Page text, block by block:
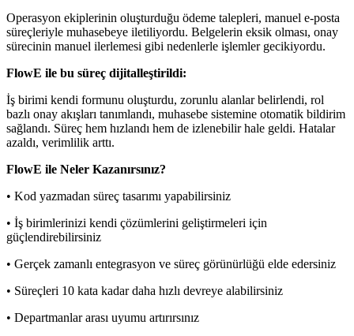
Operasyon ekiplerinin oluşturduğu ödeme talepleri, manuel e-posta
süreçleriyle muhasebeye iletiliyordu. Belgelerin eksik olması, onay
sürecinin manuel ilerlemesi gibi nedenlerle işlemler gecikiyordu.
FlowE ile bu süreç dijitalleştirildi:
İş birimi kendi formunu oluşturdu, zorunlu alanlar belirlendi, rol
bazlı onay akışları tanımlandı, muhasebe sistemine otomatik bildirim
sağlandı. Süreç hem hızlandı hem de izlenebilir hale geldi. Hatalar
azaldı, verimlilik arttı.
FlowE ile Neler Kazanırsınız?
• Kod yazmadan süreç tasarımı yapabilirsiniz
• İş birimlerinizi kendi çözümlerini geliştirmeleri için
güçlendirebilirsiniz
• Gerçek zamanlı entegrasyon ve süreç görünürlüğü elde edersiniz
• Süreçleri 10 kata kadar daha hızlı devreye alabilirsiniz
• Departmanlar arası uyumu artırırsınız